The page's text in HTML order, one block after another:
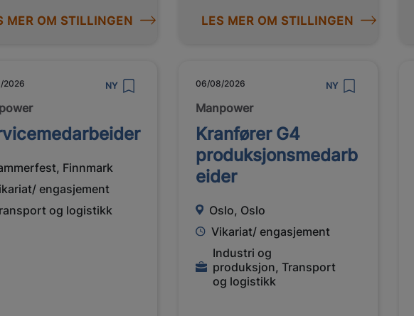
MER OM STILLINGEN LES MER OM STILLINGEN
2026 NY
Finnmark
engasjement
og logistikk
06/08/2026 NY
Manpower
Kranfører G4
produksjonsmedarb
eider
Oslo, Oslo
Vikariat/ engasjement
Industri og
produksjon, Transport
og logistikk